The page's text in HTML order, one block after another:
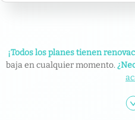
¡Todos los planes tienen
baja en cualquier momento.